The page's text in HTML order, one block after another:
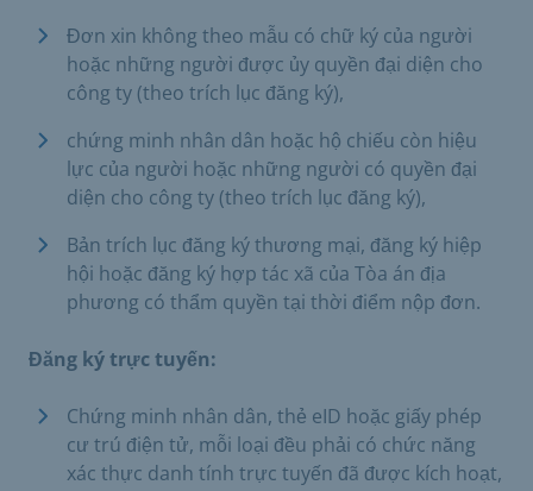
Đơn xin không theo mẫu có chữ ký của người
hoặc những người được ủy quyền đại diện cho
công ty (theo trích lục đăng ký),
chứng minh nhân dân hoặc hộ chiếu còn hiệu
lực của người hoặc những người có quyền đại
diện cho công ty (theo trích lục đăng ký),
Bản trích lục đăng ký thương mại, đăng ký hiệp
hội hoặc đăng ký hợp tác xã của Tòa án địa
phương có thẩm quyền tại thời điểm nộp đơn.
Đăng ký trực tuyến:
Chứng minh nhân dân, thẻ eID hoặc giấy phép
cư trú điện tử, mỗi loại đều phải có chức năng
xác thực danh tính trực tuyến đã được kích hoạt,